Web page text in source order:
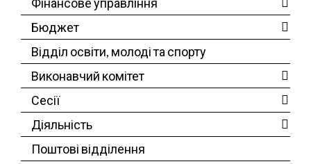
Бюджет
Відділ освіти, молоді та спорту
Виконавчий комітет
Сесії
Діяльність
Поштові відділення